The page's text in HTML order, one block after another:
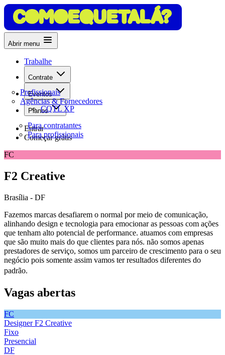
Abrir menu
Trabalhe
Contrate
Profissionais
Agências & Fornecedores
Eventos
CQTL XP
Planos
Para contratantes
Para profissionais
Entrar
Começar grátis
FC
F2 Creative
Brasília - DF
Fazemos marcas desafiarem o normal por meio de comunicação,
alinhando design e tecnologia para emocionar as pessoas com ações
que tenham alto potencial de performance. atuamos com empresas
que são muito mais do que clientes para nós. não somos apenas
prestadores de serviço, somos um parceiro de crescimento para o seu
negócio pois somente assim vamos ter resultados diferentes do
padrão.
Vagas abertas
FC
DesignerF2 Creative
Fixo
Presencial
DF